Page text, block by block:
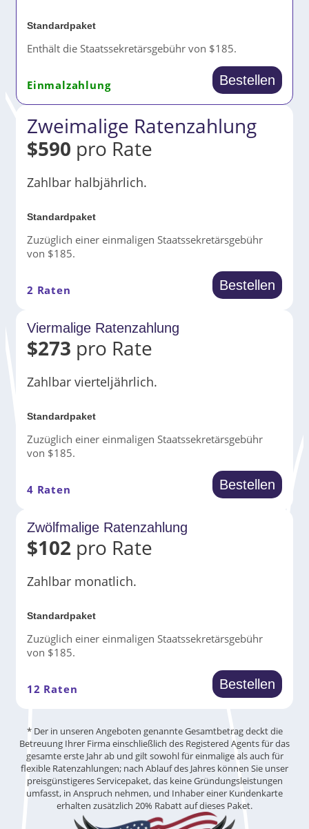
Standardpaket
Enthält die Staatssekretärsgebühr von $185.
Einmalzahlung Bestellen
Zweimalige Ratenzahlung
$590 pro Rate
Zahlbar halbjährlich.
Standardpaket
Zuzüglich einer einmaligen Staatssekretärsgebühr
von $185.
2 Raten Bestellen
Viermalige Ratenzahlung
$273 pro Rate
Zahlbar vierteljährlich.
Standardpaket
Zuzüglich einer einmaligen Staatssekretärsgebühr
von $185.
4 Raten Bestellen
Zwölfmalige Ratenzahlung
$102 pro Rate
Zahlbar monatlich.
Standardpaket
Zuzüglich einer einmaligen Staatssekretärsgebühr
von $185.
12 Raten Bestellen
* Der in unseren Angeboten genannte Gesamtbetrag deckt die
Betreuung Ihrer Firma einschließlich des Registered Agents für das
gesamte erste Jahr ab und gilt sowohl für einmalige als auch für
flexible Ratenzahlungen; nach Ablauf des Jahres können Sie unser
preisgünstigeres Servicepaket, das keine Gründungsleistungen
umfasst, in Anspruch nehmen, und Inhaber einer Kundenkarte
erhalten zusätzlich 20% Rabatt auf dieses Paket.